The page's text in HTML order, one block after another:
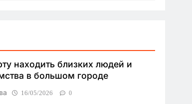
находить близких людей и
в большом городе
16/05/2026 0